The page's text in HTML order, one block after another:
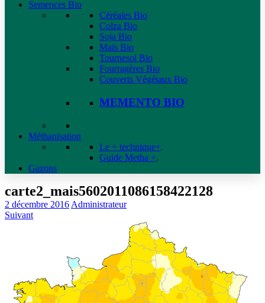
Semences Bio
Céréales Bio
Colza Bio
Soja Bio
Maïs Bio
Tournesol Bio
Fourragères Bio
Couverts Végétaux Bio
MEMENTO BIO
Méthanisation
Le + technique+.
Guide Metha +.
Gazons
carte2_mais5602011086158422128
2 décembre 2016 Administrateur
Suivant